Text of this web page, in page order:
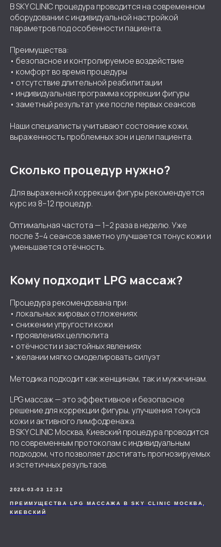
В SKY CLINIC процедура проводится на современном
оборудовании с индивидуальной настройкой
параметров под особенности пациента.
Преимущества:
• безопасное и контролируемое воздействие
• комфорт во время процедуры
• отсутствие длительной реабилитации
• индивидуальная программа коррекции фигуры
• заметный результат уже после первых сеансов
Наши специалисты учитывают состояние кожи,
выраженность проблемных зон и цели пациента.
Сколько процедур нужно?
Для выраженной коррекции фигуры рекомендуется
курс из 8–12 процедур.
Оптимальная частота — 1–2 раза в неделю. Уже
после 3–4 сеансов заметно улучшается тонус кожи и
уменьшается отёчность.
Кому подходит LPG массаж?
Процедура рекомендована при:
• локальных жировых отложениях
• снижении упругости кожи
• проявлениях целлюлита
• отёчности и застойных явлениях
• желании мягко смоделировать силуэт
Методика подходит как женщинам, так и мужжчинам.
LPG массаж — это эффективное и безопасное
решение для коррекции фигуры, улучшения тонуса
кожи и активного лимфодренажа.
В SKY CLINIC Москва, Киевский процедура проводится
по современным протоколам с индивидуальным
подходом, что позволяет достигать прогнозируемых
и эстетичных результаов.
2026-03-03 12:32
ПРЕИМУЩЕСТВА LPG МАССАЖА В SKY CLINIC МОСКВА,
КИЕВСКИЙ